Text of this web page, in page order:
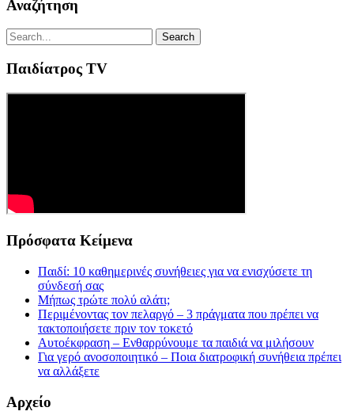
Αναζήτηση
Παιδίατρος TV
Πρόσφατα Κείμενα
Παιδί: 10 καθημερινές συνήθειες για να ενισχύσετε τη
σύνδεσή σας
Μήπως τρώτε πολύ αλάτι;
Περιμένοντας τον πελαργό – 3 πράγματα που πρέπει να
τακτοποιήσετε πριν τον τοκετό
Αυτοέκφραση – Ενθαρρύνουμε τα παιδιά να μιλήσουν
Για γερό ανοσοποιητικό – Ποια διατροφική συνήθεια πρέπει
να αλλάξετε
Αρχείο